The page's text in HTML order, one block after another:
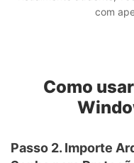
Senha para